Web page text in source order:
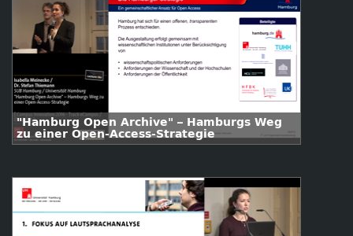
"Hamburg Open Archive" – Hamburgs Weg
zu einer Open-Access-Strategie